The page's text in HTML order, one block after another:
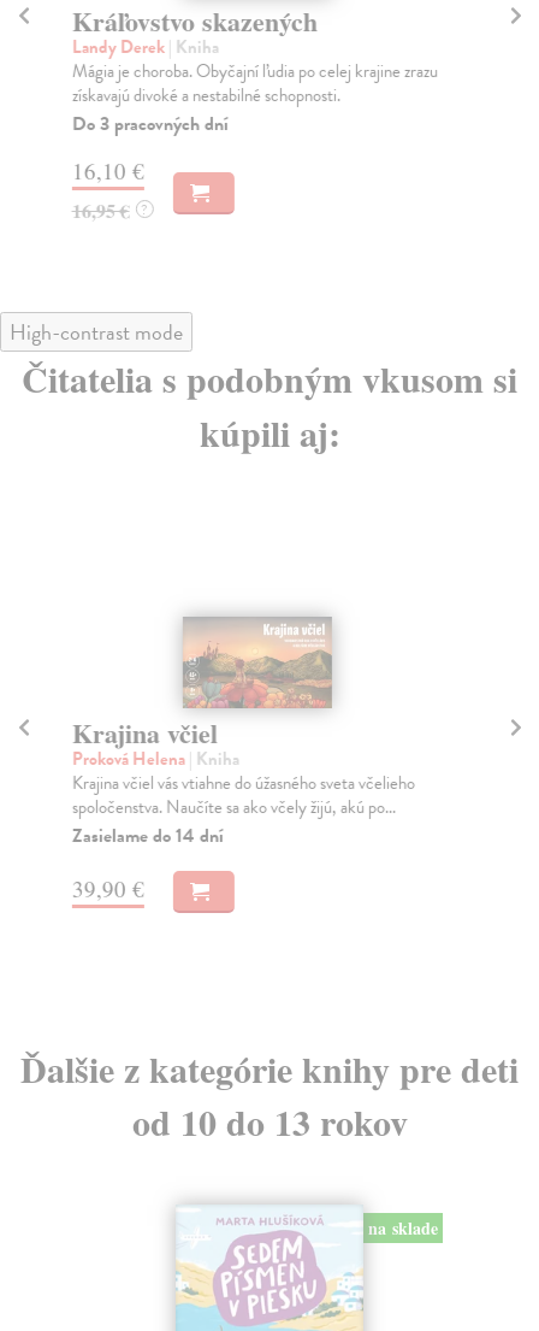
Kráľovstvo skazených
Landy Derek| Kniha
Mágia je choroba. Obyčajní ľudia po celej krajine zrazu
získavajú divoké a nestabilné schopnosti.
Do 3 pracovných dní
16,10 €
16,95 € ?
High-contrast mode
Čitatelia s podobným vkusom si
kúpili aj:
Krajina včiel
Proková Helena| Kniha
Krajina včiel vás vtiahne do úžasného sveta včelieho
spoločenstva. Naučíte sa ako včely žijú, akú po...
Zasielame do 14 dní
39,90 €
Ďalšie z kategórie knihy pre deti
od 10 do 13 rokov
na sklade